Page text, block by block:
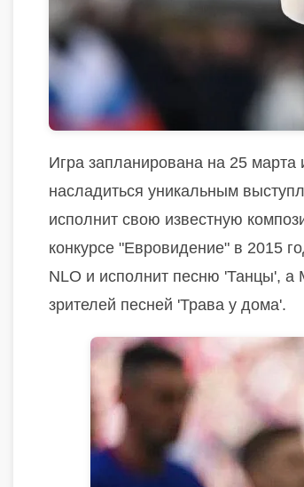
Игра запланирована на 25
насладиться уникальным
исполнит свою известную
конкурсе "Евровидение" в 2015
NLO и исполнит песню 'Танцы', а
зрителей песней 'Трава у дома'.